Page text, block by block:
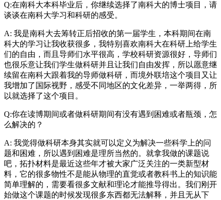
Q:在南科大本科毕业后，你继续选择了南科大的博士项目，请
谈谈在南科大学习和科研的感受。
A: 我是南科大去筹转正后招收的第一届学生，本科期间在南
科大的学习让我收获很多，我特别喜欢南科大在科研上给学生
们的自由，而且导师们水平很高，学校科研资源很好，导师们
也很乐意让我们学生做科研并且让我们自由发挥，所以愿意继
续留在南科大跟着我的导师做科研，而境外联培这个项目又让
我增加了国际视野，感受不同地区的文化差异，一举两得，所
以就选择了这个项目。
Q:你在读博期间或者做科研期间有没有遇到困难或者瓶颈，怎
么解决的？
A: 我觉得做科研本身其实就可以定义为解决一些科学上的问
题和困难，所以遇到困难是理所当然的。就拿我做的课题说
吧，拓扑材料是最近这些年才被大家广泛关注的一类新型材
料，它的很多物性不是能从物理的直觉或者教科书上的知识能
简单理解的，需要看很多文献和理论才能推导得出。我们刚开
始做这个课题的时候发现很多东西都无法解释，并且无从下